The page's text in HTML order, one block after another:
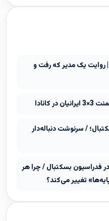
یک مدیر که رفت و
/ سرنوشت دنباله‌دار
فدراسیون بسکتبال / چرا هر